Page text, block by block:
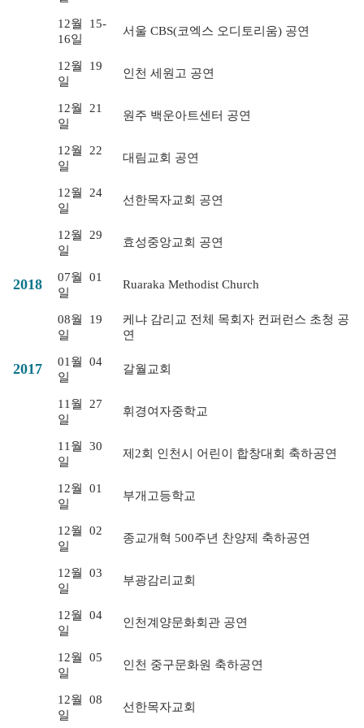
12월
15-
16일
서울 CBS(코엑스 오디토리움) 공연
12월
19
일
인천 세원고 공연
12월
21
일
원주 백운아트센터 공연
12월
22
일
대림교회 공연
12월
24
일
선한목자교회 공연
12월
29
일
효성중앙교회 공연
2018 07월
01
일
Ruaraka Methodist Church
08월
19
일
케냐 감리교 전체 목회자 컨퍼런스 초청 공
연
2017 01월
04
일
갈월교회
11월
27
일
휘경여자중학교
11월
30
일
제2회 인천시 어린이 합창대회 축하공연
12월
01
일
부개고등학교
12월
02
일
종교개혁 500주년 찬양제 축하공연
12월
03
일
부광감리교회
12월
04
일
인천계양문화회관 공연
12월
05
일
인천 중구문화원 축하공연
12월
08
일
선한목자교회